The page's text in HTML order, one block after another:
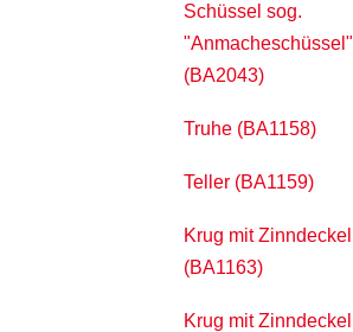
Schüssel sog.
"Anmacheschüssel"
(BA2043)
Truhe (BA1158)
Teller (BA1159)
Krug mit Zinndeckel
(BA1163)
Krug mit Zinndeckel